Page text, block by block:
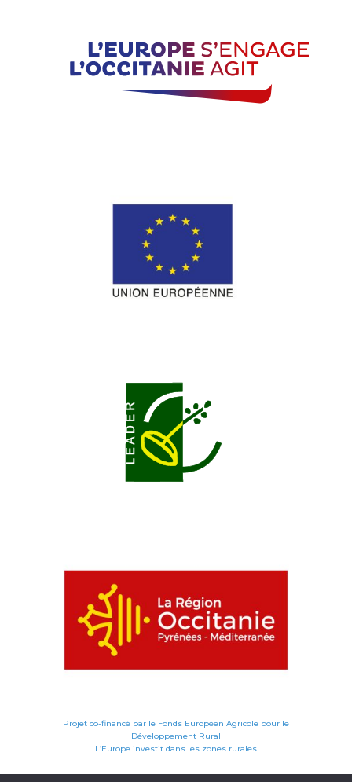
Projet co-financé par le Fonds Européen Agricole pour le
Développement Rural
L’Europe investit dans les zones rurales